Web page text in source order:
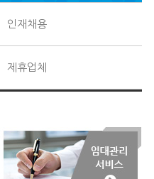
인재채용
제휴업체